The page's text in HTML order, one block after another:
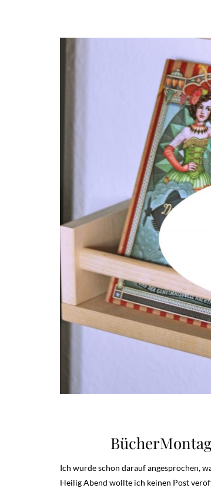
Ich wurde schon darauf angesprochen,
Heilig Abend wollte ich keinen Post